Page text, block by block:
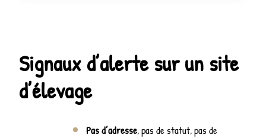
Signaux d’alerte sur un site
d’élevage
Pas d’adresse, pas de statut, pas de